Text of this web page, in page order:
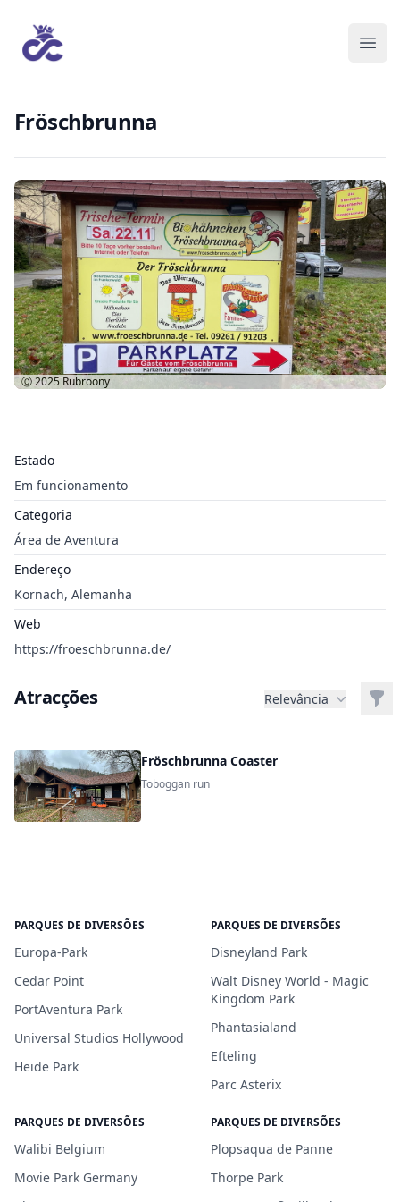
Fröschbrunna
Estado
Em funcionamento
Categoria
Área de Aventura
Endereço
Kornach, Alemanha
Web
https://froeschbrunna.de/
Ⓒ 2025Rubroony
Atracções Relevância
Fröschbrunna Coaster
Toboggan run
PARQUES DE DIVERSÕES
Europa-Park
Cedar Point
PortAventura Park
Universal Studios Hollywood
Heide Park
PARQUES DE DIVERSÕES
Disneyland Park
Walt Disney World - Magic
Kingdom Park
Phantasialand
Efteling
Parc Asterix
PARQUES DE DIVERSÕES
Walibi Belgium
Movie Park Germany
PARQUES DE DIVERSÕES
Plopsaqua de Panne
Thorpe Park